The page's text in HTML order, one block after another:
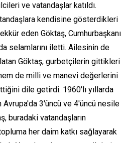
ve vatandaşlar katıldı.
kendisine gösterdikleri
eden Göktaş, Cumhurbaşkanı
selamlarını iletti. Ailesinin de
Göktaş, gurbetçilerin gittikleri
de milli ve manevi değerlerini
dile getirdi. 1960'lı yıllarda
Avrupa'da 3'üncü ve 4'üncü nesile
buradaki vatandaşların
her daim katkı sağlayarak